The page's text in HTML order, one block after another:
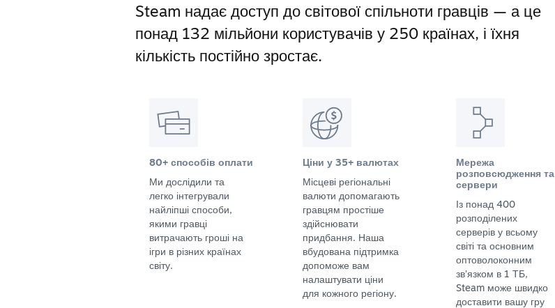
Steam надає доступ до світової спільноти гравців — а це
понад 132 мільйони користувачів у 250 країнах, і їхня
кількість постійно зростає.
80+ способів оплати
Ми дослідили та
легко інтегрували
найліпші способи,
якими гравці
витрачають гроші на
ігри в різних країнах
світу.
Ціни у 35+ валютах
Місцеві регіональні
валюти допомагають
гравцям простіше
здійснювати
придбання. Наша
вбудована підтримка
допоможе вам
налаштувати ціни
для кожного регіону.
Мережа
розповсюдження та
сервери
Із понад 400
розподілених
серверів у всьому
світі та основним
оптоволоконним
зв’язком в 1 ТБ,
Steam може швидко
доставити вашу гру